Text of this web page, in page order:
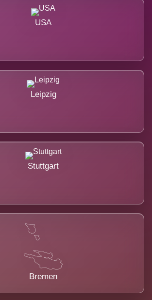
USA
Leipzig
Stuttgart
Bremen